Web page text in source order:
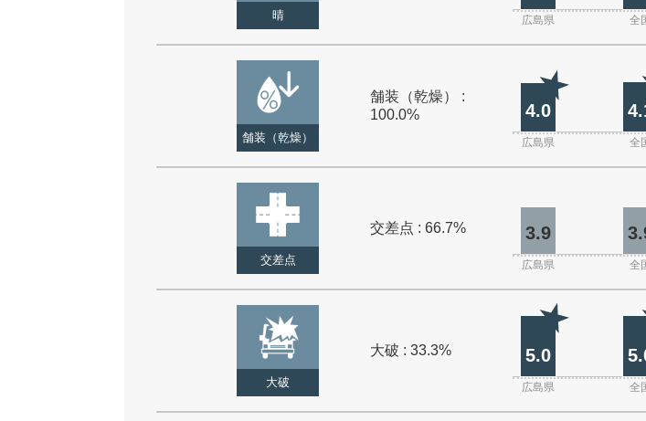
晴 広島県 全
舗装（乾燥）
舗装（乾燥） :
100.0%
4.0
広島県 全
交差点
交差点 : 66.7% 3.9
広島県 全
大破
大破 : 33.3% 5.0
広島県 全